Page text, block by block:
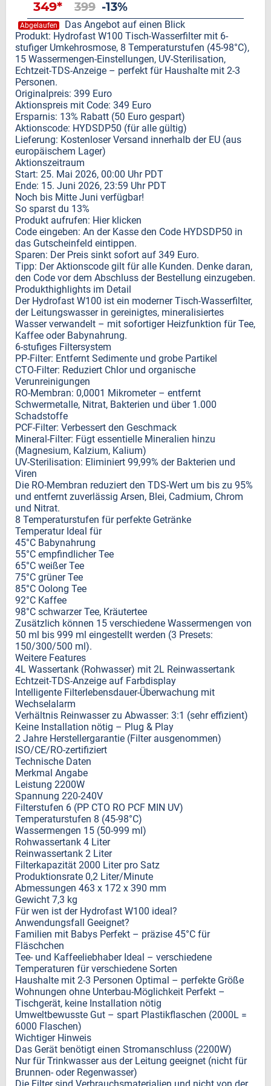
349* 399 -13%
Abgelaufen
Das Angebot auf einen Blick
Produkt: Hydrofast W100 Tisch-Wasserfilter mit 6-
stufiger Umkehrosmose, 8 Temperaturstufen (45-98°C),
15 Wassermengen-Einstellungen, UV-Sterilisation,
Echtzeit-TDS-Anzeige – perfekt für Haushalte mit 2-3
Personen.
Originalpreis: 399 Euro
Aktionspreis mit Code: 349 Euro
Ersparnis: 13% Rabatt (50 Euro gespart)
Aktionscode: HYDSDP50 (für alle gültig)
Lieferung: Kostenloser Versand innerhalb der EU (aus
europäischem Lager)
Aktionszeitraum
Start: 25. Mai 2026, 00:00 Uhr PDT
Ende: 15. Juni 2026, 23:59 Uhr PDT
Noch bis Mitte Juni verfügbar!
So sparst du 13%
Produkt aufrufen: Hier klicken
Code eingeben: An der Kasse den Code HYDSDP50 in
das Gutscheinfeld eintippen.
Sparen: Der Preis sinkt sofort auf 349 Euro.
Tipp: Der Aktionscode gilt für alle Kunden. Denke daran,
den Code vor dem Abschluss der Bestellung einzugeben.
Produkthighlights im Detail
Der Hydrofast W100 ist ein moderner Tisch-Wasserfilter,
der Leitungswasser in gereinigtes, mineralisiertes
Wasser verwandelt – mit sofortiger Heizfunktion für Tee,
Kaffee oder Babynahrung.
6-stufiges Filtersystem
PP-Filter: Entfernt Sedimente und grobe Partikel
CTO-Filter: Reduziert Chlor und organische
Verunreinigungen
RO-Membran: 0,0001 Mikrometer – entfernt
Schwermetalle, Nitrat, Bakterien und über 1.000
Schadstoffe
PCF-Filter: Verbessert den Geschmack
Mineral-Filter: Fügt essentielle Mineralien hinzu
(Magnesium, Kalzium, Kalium)
UV-Sterilisation: Eliminiert 99,99% der Bakterien und
Viren
Die RO-Membran reduziert den TDS-Wert um bis zu 95%
und entfernt zuverlässig Arsen, Blei, Cadmium, Chrom
und Nitrat.
8 Temperaturstufen für perfekte Getränke
Temperatur Ideal für
45°C Babynahrung
55°C empfindlicher Tee
65°C weißer Tee
75°C grüner Tee
85°C Oolong Tee
92°C Kaffee
98°C schwarzer Tee, Kräutertee
Zusätzlich können 15 verschiedene Wassermengen von
50 ml bis 999 ml eingestellt werden (3 Presets:
150/300/500 ml).
Weitere Features
4L Wassertank (Rohwasser) mit 2L Reinwassertank
Echtzeit-TDS-Anzeige auf Farbdisplay
Intelligente Filterlebensdauer-Überwachung mit
Wechselalarm
Verhältnis Reinwasser zu Abwasser: 3:1 (sehr effizient)
Keine Installation nötig – Plug & Play
2 Jahre Herstellergarantie (Filter ausgenommen)
ISO/CE/RO-zertifiziert
Technische Daten
Merkmal Angabe
Leistung 2200W
Spannung 220-240V
Filterstufen 6 (PP CTO RO PCF MIN UV)
Temperaturstufen 8 (45-98°C)
Wassermengen 15 (50-999 ml)
Rohwassertank 4 Liter
Reinwassertank 2 Liter
Filterkapazität 2000 Liter pro Satz
Produktionsrate 0,2 Liter/Minute
Abmessungen 463 x 172 x 390 mm
Gewicht 7,3 kg
Für wen ist der Hydrofast W100 ideal?
Anwendungsfall Geeignet?
Familien mit Babys Perfekt – präzise 45°C für
Fläschchen
Tee- und Kaffeeliebhaber Ideal – verschiedene
Temperaturen für verschiedene Sorten
Haushalte mit 2-3 Personen Optimal – perfekte Größe
Wohnungen ohne Unterbau-Möglichkeit Perfekt –
Tischgerät, keine Installation nötig
Umweltbewusste Gut – spart Plastikflaschen (2000L =
6000 Flaschen)
Wichtiger Hinweis
Das Gerät benötigt einen Stromanschluss (2200W)
Nur für Trinkwasser aus der Leitung geeignet (nicht für
Brunnen- oder Regenwasser)